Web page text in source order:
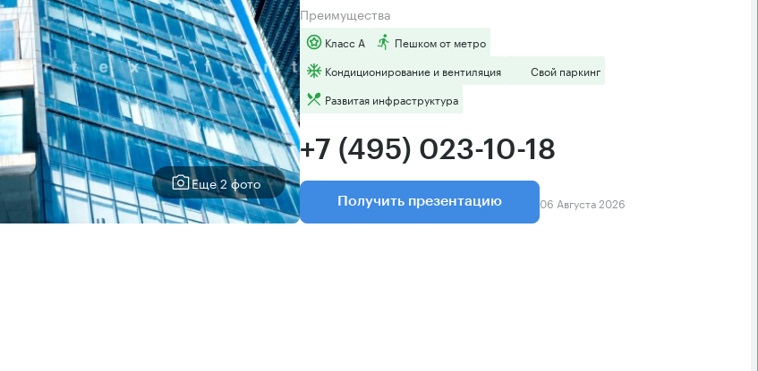
Еще 2 фото
Преимущества
Класс А
Пешком от метро
Кондиционирование и вентиляция
Свой паркинг
Развитая инфраструктура
+7 (495) 023-10-18
Получить презентацию 06 Августа 2026